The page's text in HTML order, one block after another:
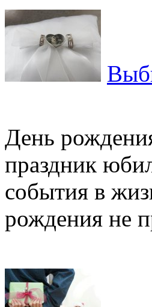
День
праздник
события в
рождения не